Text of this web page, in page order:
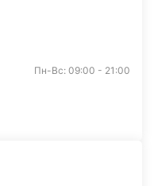
Пн-Вс: 09:00 - 21:00